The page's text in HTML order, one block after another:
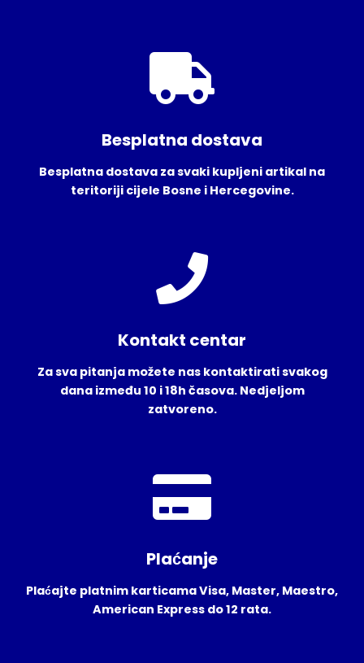
Besplatna dostava
Besplatna dostava za svaki kupljeni artikal na
teritoriji cijele Bosne i Hercegovine.
Kontakt centar
Za sva pitanja možete nas kontaktirati svakog
dana između 10 i 18h časova. Nedjeljom
zatvoreno.
Plaćanje
Plaćajte platnim karticama Visa, Master, Maestro,
American Express do 12 rata.